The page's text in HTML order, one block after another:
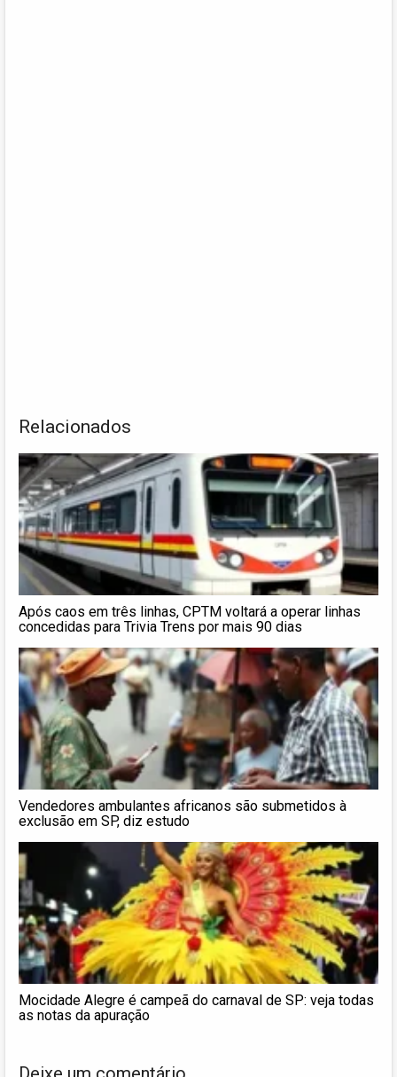
Relacionados
Após caos em três linhas, CPTM voltará a operar linhas
concedidas para Trivia Trens por mais 90 dias
Vendedores ambulantes africanos são submetidos à
exclusão em SP, diz estudo
Mocidade Alegre é campeã do carnaval de SP: veja todas
as notas da apuração